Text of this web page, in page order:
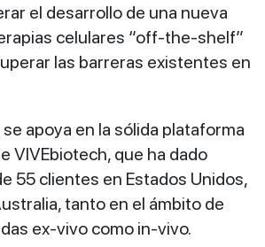
el desarrollo de una nueva
celulares “off‑the‑shelf”
las barreras existentes en
apoya en la sólida plataforma
VIVEbiotech, que ha dado
55 clientes en Estados Unidos,
tanto en el ámbito de
ex‑vivo como in‑vivo.